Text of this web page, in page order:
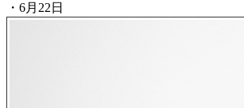
・6月22日